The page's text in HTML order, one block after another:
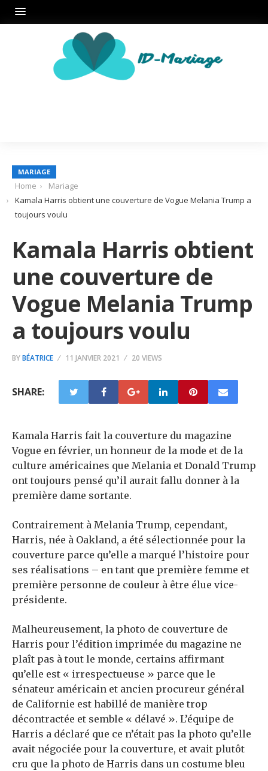
MARIAGE
Home
Mariage
Kamala Harris obtient une couverture de Vogue Melania Trump a
toujours voulu
Kamala Harris obtient
une couverture de
Vogue Melania Trump
a toujours voulu
BYBÉATRICE 11 JANVIER 2021 20 VIEWS
SHARE:
Kamala Harris fait la couverture du magazine
Vogue en février, un honneur de la mode et de la
culture américaines que Melania et Donald Trump
ont toujours pensé qu’il aurait fallu donner à la
première dame sortante.
Contrairement à Melania Trump, cependant,
Harris, née à Oakland, a été sélectionnée pour la
couverture parce qu’elle a marqué l’histoire pour
ses réalisations – en tant que première femme et
première personne de couleur à être élue vice-
présidente.
Malheureusement, la photo de couverture de
Harris pour l’édition imprimée du magazine ne
plaît pas à tout le monde, certains affirmant
qu’elle est « irrespectueuse » parce que le
sénateur américain et ancien procureur général
de Californie est habillé de manière trop
décontractée et semble « délavé ». L’équipe de
Harris a déclaré que ce n’était pas la photo qu’elle
avait négociée pour la couverture, et avait plutôt
cru que la photo de Harris dans un costume bleu